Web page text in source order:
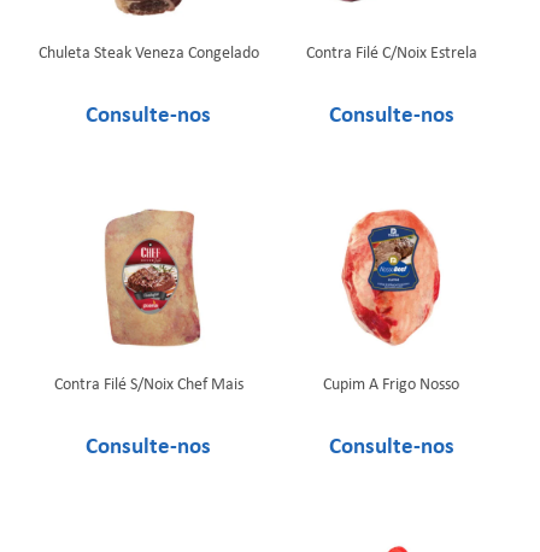
Chuleta Steak Veneza Congelado Contra Filé C/Noix Estrela
Contra Filé S/Noix Chef Mais Cupim A Frigo Nosso